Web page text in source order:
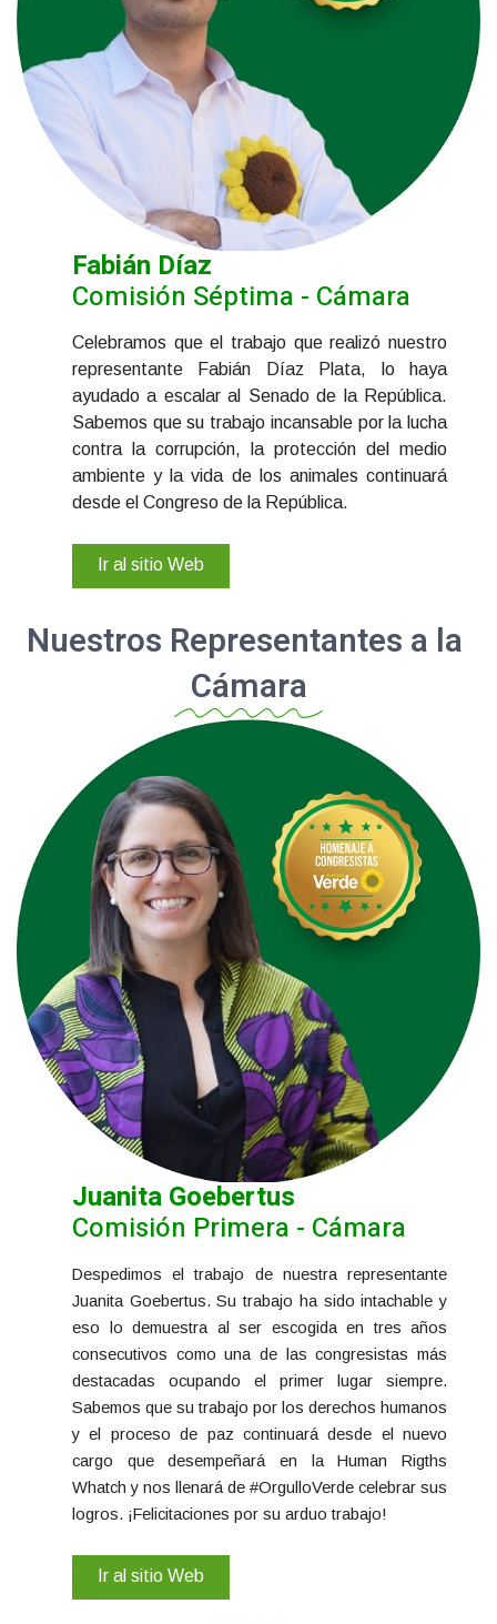
Fabián Díaz
Comisión Séptima - Cámara
Celebramos que el trabajo que realizó nuestro
representante Fabián Díaz Plata, lo haya
ayudado a escalar al Senado de la República.
Sabemos que su trabajo incansable por la lucha
contra la corrupción, la protección del medio
ambiente y la vida de los animales continuará
desde el Congreso de la República.
Ir al sitio Web
Nuestros Representantes a la
Cámara
Juanita Goebertus
Comisión Primera - Cámara
Despedimos el trabajo de nuestra representante
Juanita Goebertus. Su trabajo ha sido intachable y
eso lo demuestra al ser escogida en tres años
consecutivos como una de las congresistas más
destacadas ocupando el primer lugar siempre.
Sabemos que su trabajo por los derechos humanos
y el proceso de paz continuará desde el nuevo
cargo que desempeñará en la Human Rigths
Whatch y nos llenará de #OrgulloVerde celebrar sus
logros. ¡Felicitaciones por su arduo trabajo!
Ir al sitio Web